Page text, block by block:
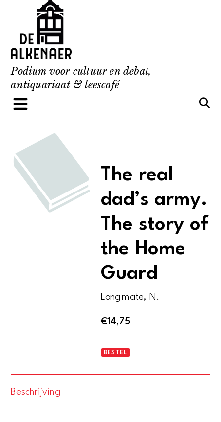
content
Podium voor cultuur en debat,
antiquariaat & leescafé
The real
dad’s army.
The story of
the Home
Guard
Longmate, N.
€14,75
The
BESTEL
Beschrijving